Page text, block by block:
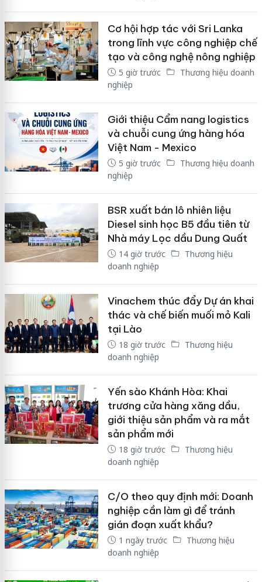
Cơ hội hợp tác với Sri Lanka
trong lĩnh vực công nghiệp chế
tạo và công nghệ nông nghiệp
5 giờ trước
Thương hiệu doanh
nghiệp
Giới thiệu Cẩm nang logistics
và chuỗi cung ứng hàng hóa
Việt Nam - Mexico
5 giờ trước
Thương hiệu doanh
nghiệp
BSR xuất bán lô nhiên liệu
Diesel sinh học B5 đầu tiên từ
Nhà máy Lọc dầu Dung Quất
14 giờ trước
Thương hiệu
doanh nghiệp
Vinachem thúc đẩy Dự án khai
thác và chế biến muối mỏ Kali
tại Lào
18 giờ trước
Thương hiệu
doanh nghiệp
Yến sào Khánh Hòa: Khai
trương cửa hàng xăng dầu,
giới thiệu sản phẩm và ra mắt
sản phẩm mới
18 giờ trước
Thương hiệu
doanh nghiệp
C/O theo quy định mới: Doanh
nghiệp cần làm gì để tránh
gián đoạn xuất khẩu?
1 ngày trước
Thương hiệu
doanh nghiệp